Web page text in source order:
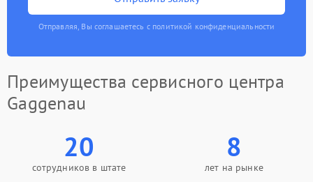
Отправляя, Вы соглашаетесь с политикой конфиденциальности
Преимущества сервисного центра
Gaggenau
20
сотрудников в штате
8
лет на рынке